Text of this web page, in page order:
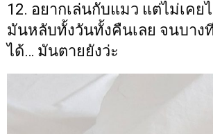
12. อยากเล่นกับแมว แต่ไม่เคย
มันหลับทั้งวันทั้งคืนเลย จนบาง
ได้… มันตายยังว่ะ